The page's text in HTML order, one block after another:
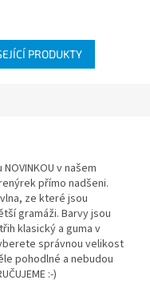
PRODUKTY
v našem
přímo nadšeni.
ze které jsou
gramáži. Barvy jsou
klasický a guma v
správnou velikost
pohodlné a nebudou
:-)